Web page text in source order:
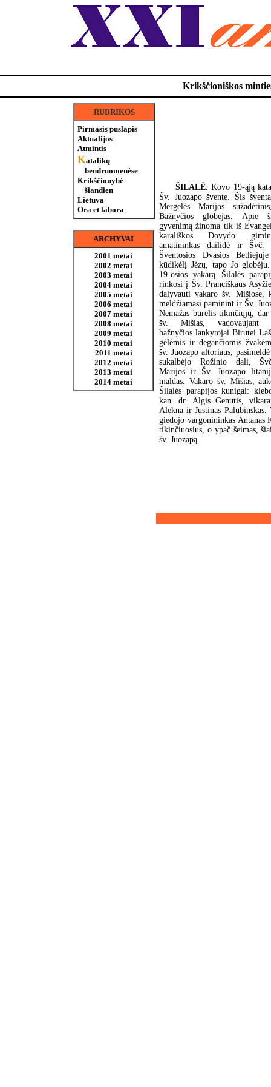
Krikščioniškos
RUBRIKOS
Pirmasis puslapis
Aktualijos
Atmintis
Katalikų
bendruomenėse
Krikščionybė
šiandien
Lietuva
Ora et labora
ARCHYVAI
2001 metai
2002 metai
2003 metai
2004 metai
2005 metai
2006 metai
2007 metai
2008 metai
2009 metai
2010 metai
2011 metai
2012 metai
2013 metai
2014 metai
ŠILALĖ.Kovo 19-ąją
Šv. Juozapo šventę. Šis
Mergelės Marijos
Bažnyčios globėjas. Apie
gyvenimą žinoma tik iš
karališkos Dovydo
amatininkas dailidė ir Švč.
Šventosios Dvasios
kūdikėlį Jėzų, tapo Jo
19-osios vakarą Šilalės
rinkosi į Šv. Pranciškaus
dalyvauti vakaro šv. Mišiose,
meldžiamasi paminint ir Šv.
Nemažas būrelis tikinčiųjų, dar
šv. Mišias, vadovaujant
bažnyčios lankytojai Birutei
gėlėmis ir degančiomis
šv. Juozapo altoriaus,
sukalbėjo Rožinio dalį,
Marijos ir Šv. Juozapo
maldas. Vakaro šv. Mišias,
Šilalės parapijos kunigai:
kan. dr. Algis Genutis,
Alekna ir Justinas Palubinskas.
giedojo vargonininkas Antanas
tikinčiuosius, o ypač šeimas,
šv. Juozapą.